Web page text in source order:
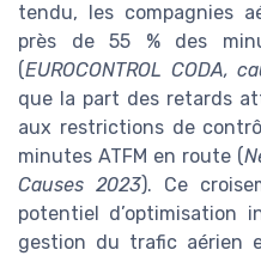
tendu, les compagnies
près de 55 % des
(EUROCONTROL CODA,
que la part des retards
aux restrictions de
minutes ATFM en route (
Causes 2023). Ce
potentiel d’optimisation
gestion du trafic aérien